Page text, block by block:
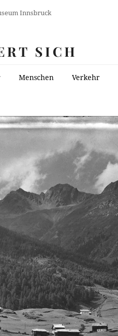
Innsbruck
SICH
Menschen Verkehr